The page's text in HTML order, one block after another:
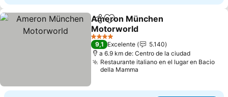
CompartirAgregar a favoritos
Ameron München
Motorworld
Ver precios
4 Estrellas
9,1 Excelente
5.140
a 6.9 km de: Centro de la ciudad
Restaurante italiano en el lugar en Bacio
della Mamma